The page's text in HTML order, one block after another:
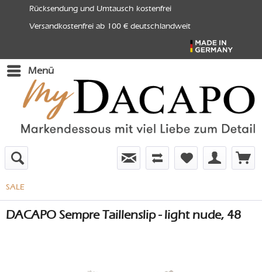
Rücksendung und Umtausch kostenfrei
Versandkostenfrei ab 100 € deutschlandweit
Menü
SALE
DACAPO Sempre Taillenslip - light nude, 48